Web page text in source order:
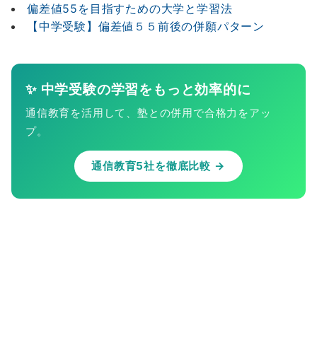
偏差値55を目指すための大学と学習法
【中学受験】偏差値５５前後の併願パターン
✨ 中学受験の学習をもっと効率的に
通信教育を活用して、塾との併用で合格力をアッ
プ。
通信教育5社を徹底比較 →